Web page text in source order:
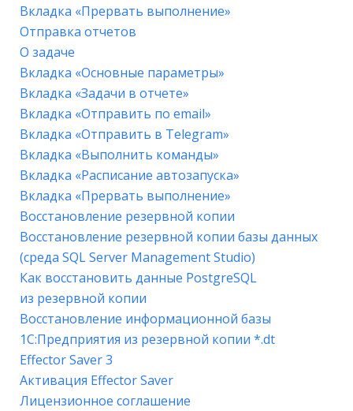
Вкладка «Прервать выполнение»
Отправка отчетов
О задаче
Вкладка «Основные параметры»
Вкладка «Задачи в отчете»
Вкладка «Отправить по email»
Вкладка «Отправить в Telegram»
Вкладка «Выполнить команды»
Вкладка «Расписание автозапуска»
Вкладка «Прервать выполнение»
Восстановление резервной копии
Восстановление резервной копии базы данных
(среда SQL Server Management Studio)
Как восстановить данные PostgreSQL
из резервной копии
Восстановление информационной базы
1С:Предприятия из резервной копии *.dt
Effector Saver 3
Активация Effector Saver
Лицензионное соглашение